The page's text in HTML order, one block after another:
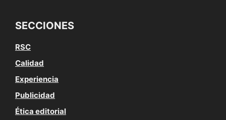
SECCIONES
RSC
Calidad
Experiencia
Publicidad
Ética editorial